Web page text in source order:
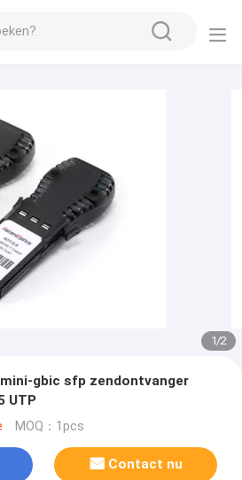
1/2
gbic sfp zendontvanger
UTP
MOQ：1pcs
Contact nu